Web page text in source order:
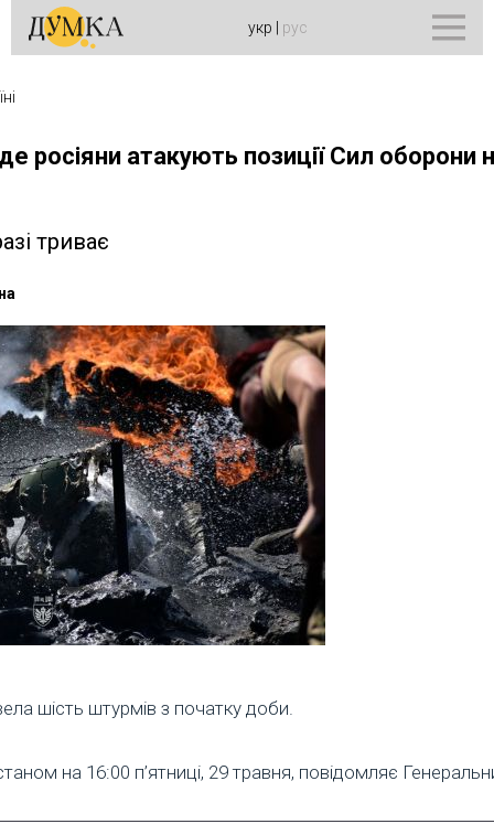
укр рус
росіяни атакують позиції Сил оборони
триває
шість штурмів з початку доби.
на 16:00 п’ятниці, 29 травня, повідомляє